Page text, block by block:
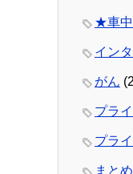
★車中
イン
がん
プラ
プラ
まと